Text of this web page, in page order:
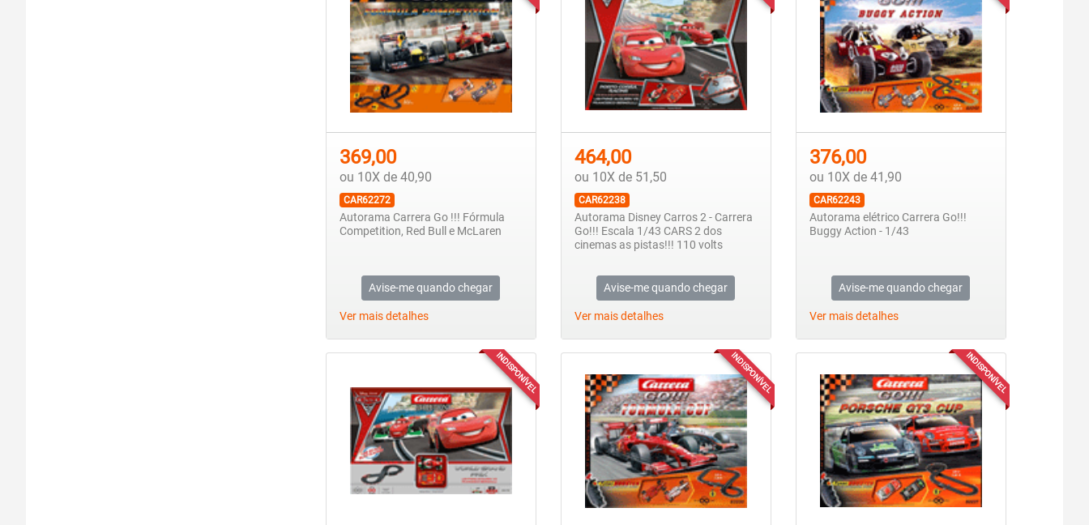
369,00
ou 10X de 40,90
CAR62272
Autorama Carrera Go !!! Fórmula
Competition, Red Bull e McLaren
Avise-me quando chegar
Ver mais detalhes
464,00
ou 10X de 51,50
CAR62238
Autorama Disney Carros 2 - Carrera
Go!!! Escala 1/43 CARS 2 dos
cinemas as pistas!!! 110 volts
Avise-me quando chegar
Ver mais detalhes
376,00
ou 10X de 41,90
CAR62243
Autorama elétrico Carrera Go!!!
Buggy Action - 1/43
Avise-me quando chegar
Ver mais detalhes
INDISPONÍVEL INDISPONÍVEL INDISPONÍVEL